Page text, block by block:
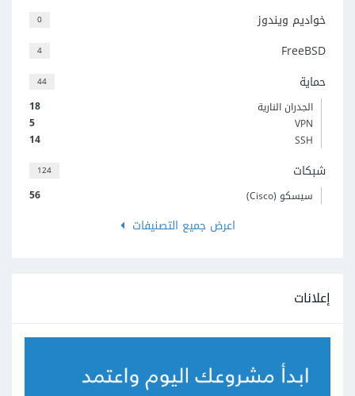
0 خواديم ويندوز
4 FreeBSD
44 حماية
18
الجدران النارية
5
VPN
14
SSH
124 شبكات
56 سيسكو (Cisco)
اعرض جميع التصنيفات
إعلانات